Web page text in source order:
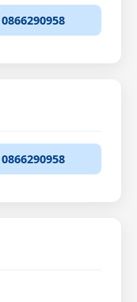
0866290958
0866290958